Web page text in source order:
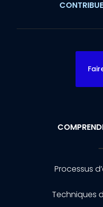
Processus
Techniques